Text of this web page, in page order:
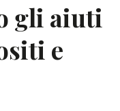
gli aiuti
e